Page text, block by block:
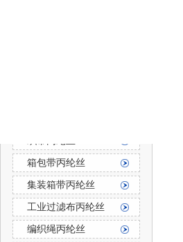
箱包带丙纶丝
集装箱带丙纶丝
工业过滤布丙纶丝
编织绳丙纶丝